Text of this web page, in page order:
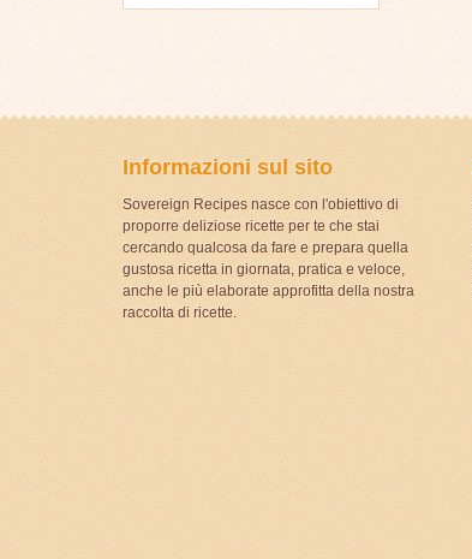
Informazioni sul sito
Sovereign Recipes nasce con l'obiettivo di
proporre deliziose ricette per te che stai
cercando qualcosa da fare e prepara quella
gustosa ricetta in giornata, pratica e veloce,
anche le più elaborate approfitta della nostra
raccolta di ricette.